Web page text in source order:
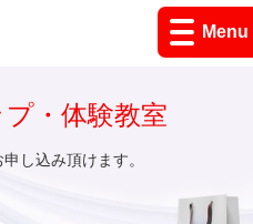
Menu
・体験教室
し込み頂けます。